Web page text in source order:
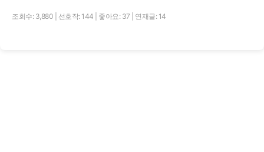
조회수: 3,880 선호작: 144 좋아요: 37 연재글: 14